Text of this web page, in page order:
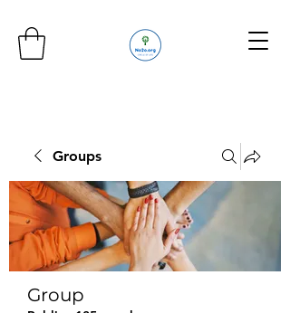
Groups
Group